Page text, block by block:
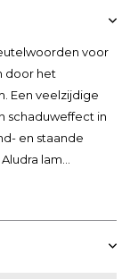
voor
door het
Een veelzijdige
schaduweffect in
en staande
lam...